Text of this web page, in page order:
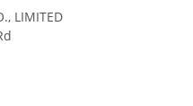
LIMITED